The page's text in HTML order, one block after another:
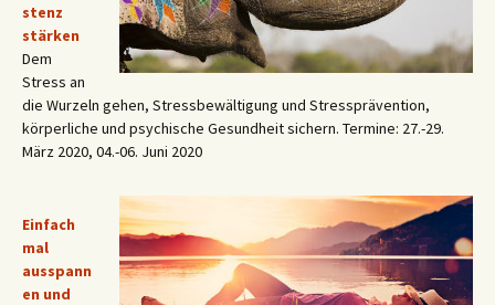
stenz
stärken
Dem
Stress an
die Wurzeln gehen, Stressbewältigung und Stressprävention,
körperliche und psychische Gesundheit sichern. Termine: 27.-29.
März 2020, 04.-06. Juni 2020
Einfach
mal
ausspann
en und